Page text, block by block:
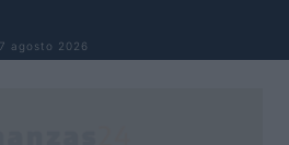
7 agosto 2026